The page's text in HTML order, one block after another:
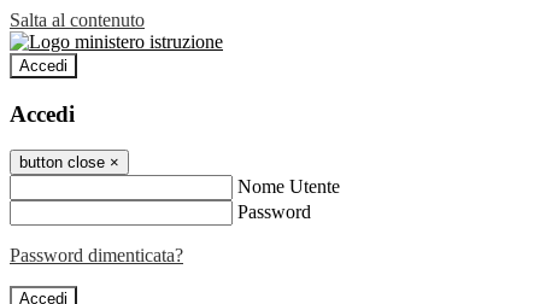
Salta al contenuto
Accedi
Accedi
button close ×
Nome Utente
Password
Password dimenticata?